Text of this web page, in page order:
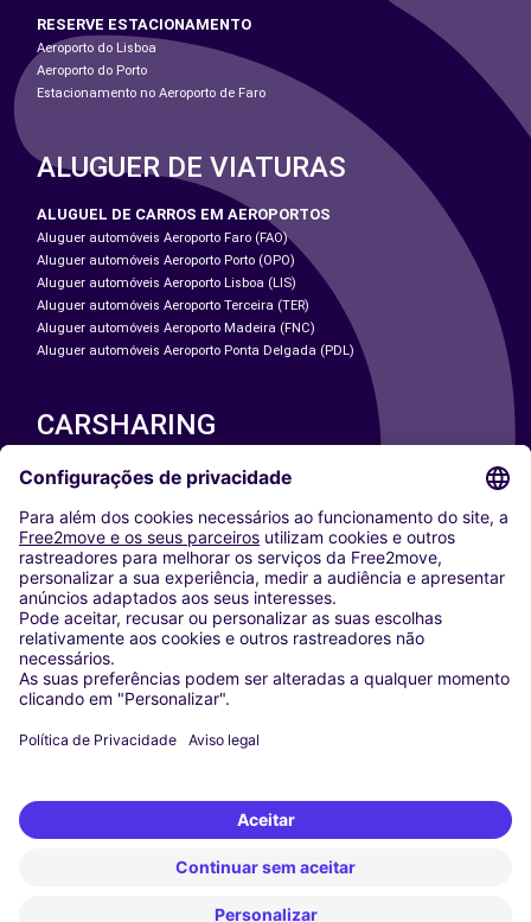
RESERVE ESTACIONAMENTO
Aeroporto do Lisboa
Aeroporto do Porto
Estacionamento no Aeroporto de Faro
ALUGUER DE VIATURAS
ALUGUEL DE CARROS EM AEROPORTOS
Aluguer automóveis Aeroporto Faro (FAO)
Aluguer automóveis Aeroporto Porto (OPO)
Aluguer automóveis Aeroporto Lisboa (LIS)
Aluguer automóveis Aeroporto Terceira (TER)
Aluguer automóveis Aeroporto Madeira (FNC)
Aluguer automóveis Aeroporto Ponta Delgada (PDL)
CARSHARING
NOSSAS CIDADES
Washington DC
Milan
Rome
Turin
Vienna
Berlin
Cologne
Dusseldorf
Frankfurt
Munich